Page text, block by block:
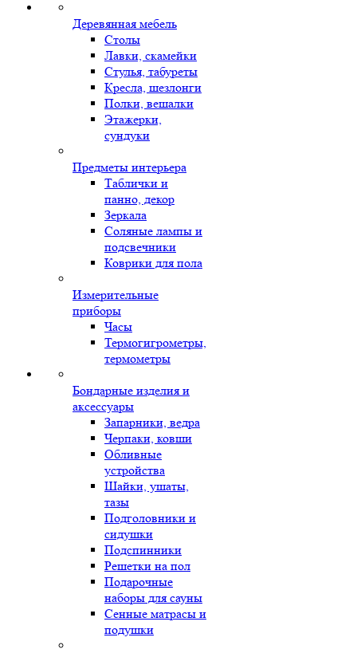
Деревянная мебель
Столы
Лавки, скамейки
Стулья, табуреты
Кресла, шезлонги
Полки, вешалки
Этажерки,
сундуки
Предметы интерьера
Таблички и
панно, декор
Зеркала
Соляные лампы и
подсвечники
Коврики для пола
Измерительные
приборы
Часы
Термогигрометры,
термометры
Бондарные изделия и
аксессуары
Запарники, ведра
Черпаки, ковши
Обливные
устройства
Шайки, ушаты,
тазы
Подголовники и
сидушки
Подспинники
Решетки на пол
Подарочные
наборы для сауны
Сенные матрасы и
подушки